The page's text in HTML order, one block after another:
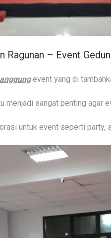
Ragunan – Event
event yang di
menjadi sangat penting agar
untuk event seperti party,